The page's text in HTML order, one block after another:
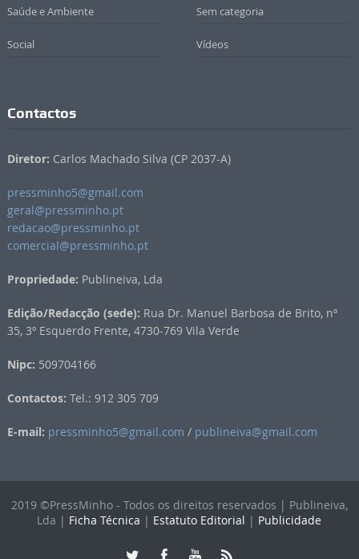
Saúde e Ambiente Sem categoria
Social Vídeos
Contactos
Diretor: Carlos Machado Silva (CP 2037-A)
pressminho5@gmail.com
geral@pressminho.pt
redacao@pressminho.pt
comercial@pressminho.pt
Propriedade: Publineiva, Lda
Edição/Redacção (sede): Rua Dr. Manuel Barbosa de Brito, nº
35, 3º Esquerdo Frente, 4730-769 Vila Verde
Nipc: 509704166
Contactos: Tel.: 912 305 709
E-mail: pressminho5@gmail.com / publineiva@gmail.com
2019 ©PressMinho - Todos os direitos reservados | Publineiva,
Lda | Ficha Técnica | Estatuto Editorial | Publicidade